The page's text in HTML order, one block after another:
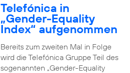
Telefónica in
„Gender-Equality
Index“ aufgenommen
Bereits zum zweiten Mal in Folge
wird die Telefónica Gruppe Teil des
sogenannten „Gender-Equality